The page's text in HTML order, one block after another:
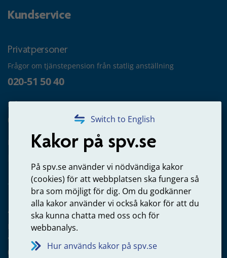
Switch to English
Kakor på spv.se
På spv.se använder vi nödvändiga kakor
(cookies) för att webbplatsen ska fungera så
bra som möjligt för dig. Om du godkänner
alla kakor använder vi också kakor för att du
ska kunna chatta med oss och för
webbanalys.
Hur används kakor på spv.se
Kundservice
Privatpersoner
Frågor om tjänstepension från statlig anställning
020-51 50 40
Frågor om utbetalning
020-65 00 65
Kontakta oss
Arbetsgivare
Frågor om administration av tjänstepension från statlig
anställning
060-18 75 03